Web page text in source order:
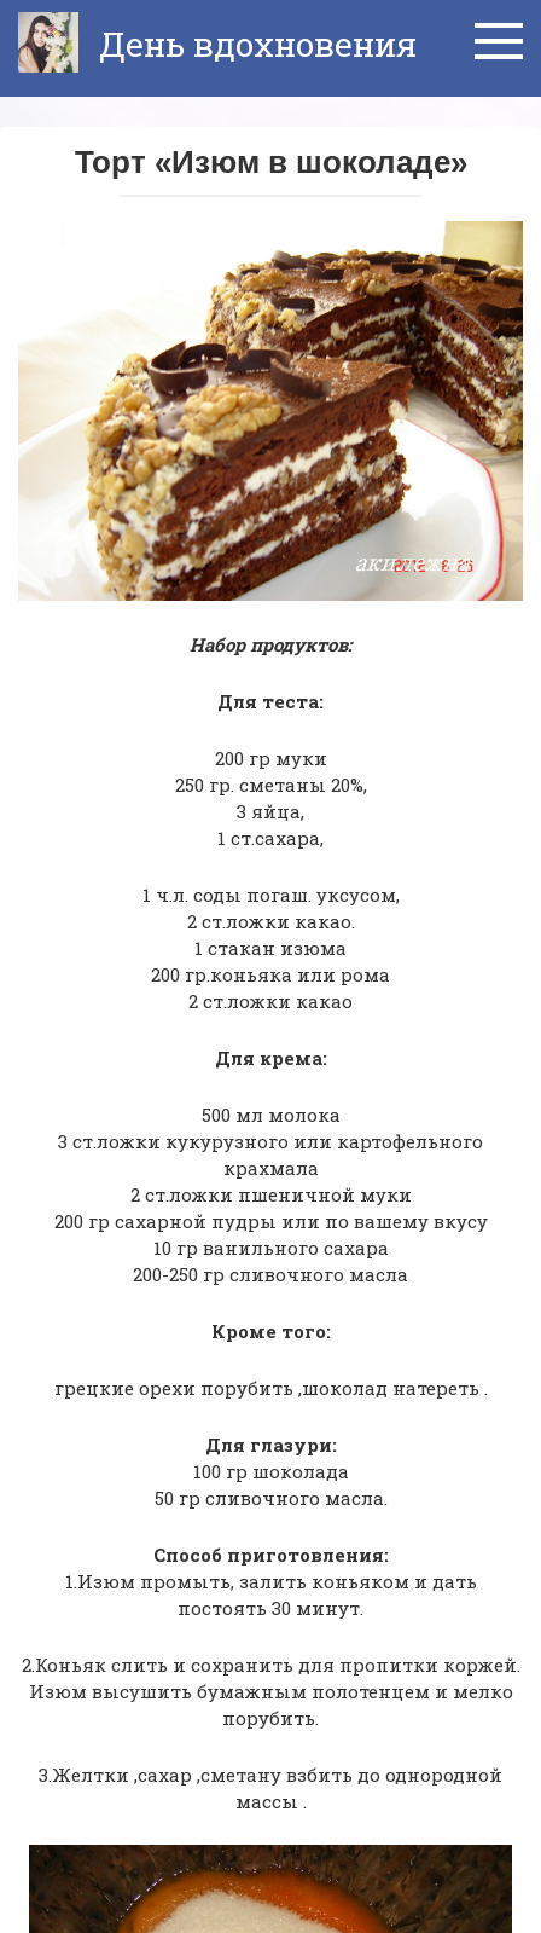
Перейти
контенту
День вдохновения
Торт «Изюм в шоколаде»
Набор продуктов:
Для теста:
200 гр муки
250 гр. сметаны 20%,
3 яйца,
1 ст.сахара,
1 ч.л. соды погаш. уксусом,
2 ст.ложки какао.
1 стакан изюма
200 гр.коньяка или рома
2 ст.ложки какао
Для крема:
500 мл молока
3 ст.ложки кукурузного или картофельного
крахмала
2 ст.ложки пшеничной муки
200 гр сахарной пудры или по вашему вкусу
10 гр ванильного сахара
200-250 гр сливочного масла
Кроме того:
грецкие орехи порубить ,шоколад натереть .
Для глазури:
100 гр шоколада
50 гр сливочного масла.
Способ приготовления:
1.Изюм промыть, залить коньяком и дать
постоять 30 минут.
2.Коньяк слить и сохранить для пропитки коржей.
Изюм высушить бумажным полотенцем и мелко
порубить.
3.Желтки ,сахар ,сметану взбить до однородной
массы .